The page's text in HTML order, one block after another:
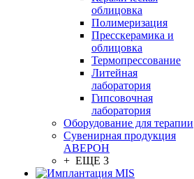
облицовка
Полимеризация
Пресскерамика и
облицовка
Термопрессование
Литейная
лаборатория
Гипсовочная
лаборатория
Оборудование для терапии
Сувенирная продукция
АВЕРОН
+ ЕЩЕ 3